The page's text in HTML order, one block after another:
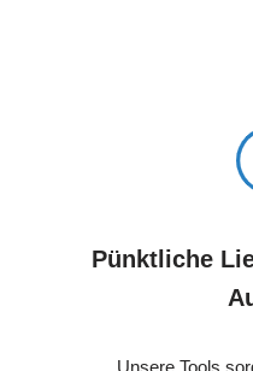
Pünktliche
Unsere Tools